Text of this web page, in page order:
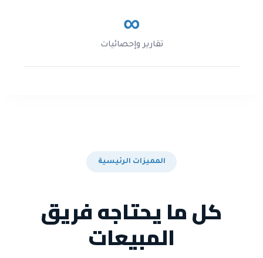
∞
تقارير وإحصائيات
المميزات الرئيسية
كل ما يحتاجه فريق
المبيعات